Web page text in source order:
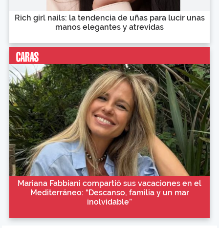
Rich girl nails: la tendencia de uñas para lucir unas
manos elegantes y atrevidas
Mariana Fabbiani compartió sus vacaciones en el
Mediterráneo: “Descanso, familia y un mar
inolvidable”